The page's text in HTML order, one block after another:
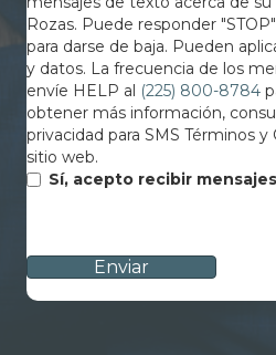
Rozas. Puede responder
para darse de baja. Pueden
y datos. La frecuencia de los
envíe HELP al (225) 800-8784
obtener más información,
privacidad para SMS Términos
sitio web.
Sí, acepto recibir